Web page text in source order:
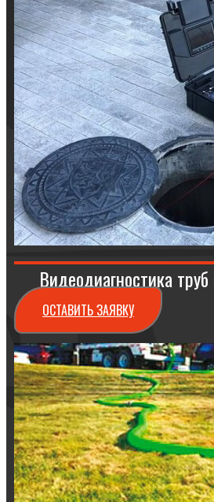
Видеодиагностика
ОСТАВИТЬ ЗАЯВКУ